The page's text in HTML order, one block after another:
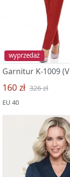
wyprzedaż
160 zł 326 zł
EU 40